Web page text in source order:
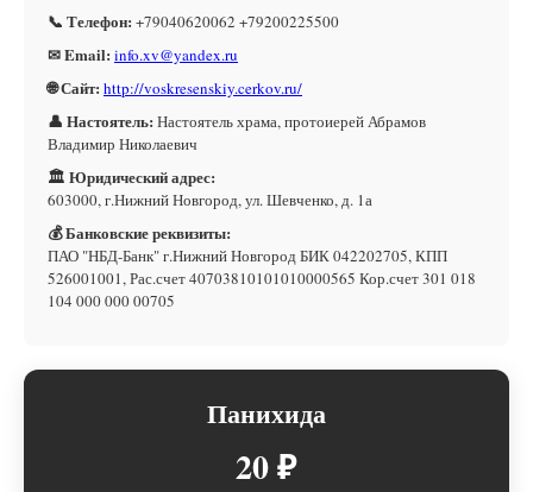
📞 Телефон: +79040620062 +79200225500
✉ Email: info.xv@yandex.ru
🌐 Сайт: http://voskresenskiy.cerkov.ru/
👤 Настоятель: Настоятель храма, протоиерей Абрамов
Владимир Николаевич
🏛 Юридический адрес:
603000, г.Нижний Новгород, ул. Шевченко, д. 1а
💰 Банковские реквизиты:
ПАО "НБД-Банк" г.Нижний Новгород БИК 042202705, КПП
526001001, Рас.счет 40703810101010000565 Кор.счет 301 018
104 000 000 00705
Панихида
20 ₽